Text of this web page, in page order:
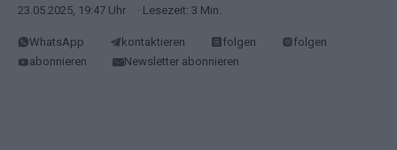
23.05.2025, 19:47 Uhr
· Lesezeit: 3 Min.
WhatsApp kontaktieren folgen
folgen
abonnieren
Newsletter abonnieren